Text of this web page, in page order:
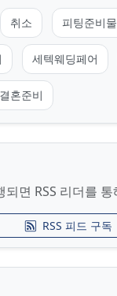
취소 피팅준비물
세텍웨딩페어
결혼준비
면 RSS 리더를
RSS 피드 구독